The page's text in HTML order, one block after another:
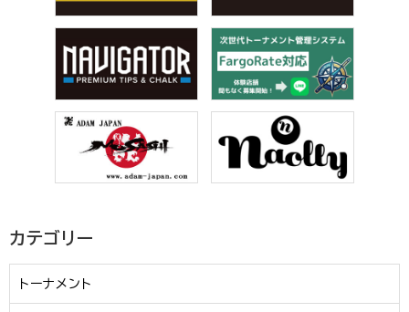
カテゴリー
トーナメント